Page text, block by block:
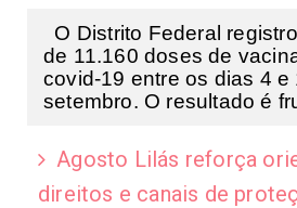
O Distrito Federal
de 11.160 doses de
covid-19 entre os dias 4 e
setembro. O resultado é
Agosto Lilás reforça
direitos e canais de